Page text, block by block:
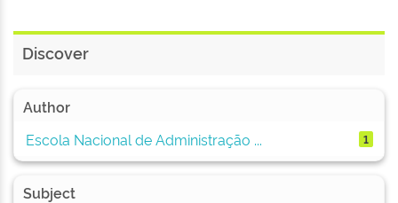
Discover
Author
Escola Nacional de Administração ...
1
Subject